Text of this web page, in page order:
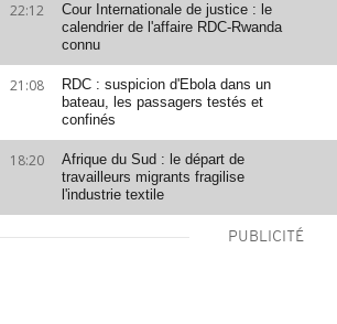
22:12
Cour Internationale de justice : le
calendrier de l'affaire RDC-Rwanda
connu
21:08
RDC : suspicion d'Ebola dans un
bateau, les passagers testés et
confinés
18:20
Afrique du Sud : le départ de
travailleurs migrants fragilise
l'industrie textile
PUBLICITÉ